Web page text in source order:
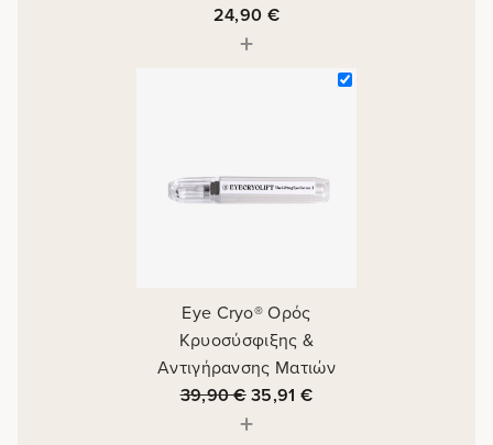
24,90 €
+
Eye Cryo® Ορός
Κρυοσύσφιξης &
Αντιγήρανσης Ματιών
39,90€35,91€
+